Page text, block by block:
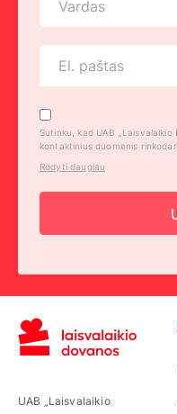
Sutinku, kad UAB
kontaktinius duomenis
Rodyti daugiau
UAB „Laisvalaikio